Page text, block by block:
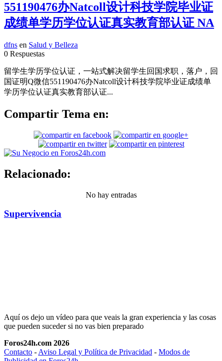
551190476办Natcoll设计科技学院毕业证
成绩单学历学位认证真实教育部认证 NA
dfns en Salud y Belleza
0 Respuestas
留学生学历学位认证，一站式解决留学生回国求职，落户，回
国证明Q微信551190476办Natcoll设计科技学院毕业证成绩单
学历学位认证真实教育部认证...
Compartir Tema en:
Relacionado:
No hay entradas
Supervivencia
Aquí os dejo un vídeo para que veais la gran experiencia y las cosas
que pueden suceder si no vas bien preparado
Foros24h.com 2026
Contacto - Aviso Legal y Política de Privacidad - Modos de